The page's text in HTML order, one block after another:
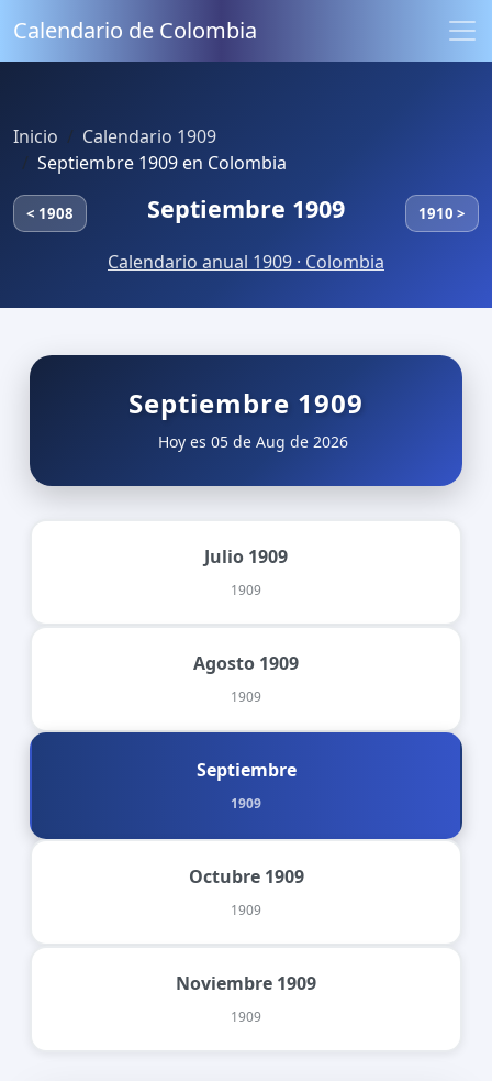
Calendario de Colombia
Inicio
Calendario 1909
Septiembre 1909 en Colombia
< 1908 Septiembre 1909 1910 >
Calendario anual 1909 · Colombia
Septiembre 1909
Hoy es 05 de Aug de 2026
Julio 1909
1909
Agosto 1909
1909
Septiembre
1909
Octubre 1909
1909
Noviembre 1909
1909